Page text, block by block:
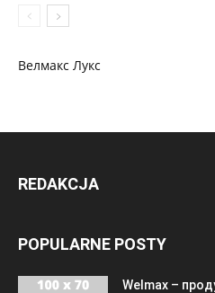
Велмакс Лукс
REDAKCJA
POPULARNE POSTY
Welmax –